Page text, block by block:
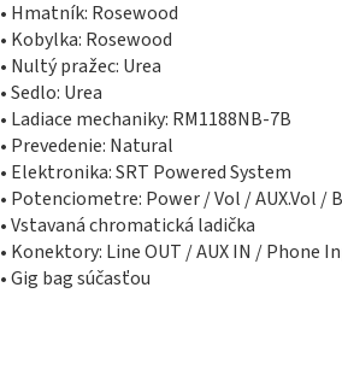
• Hmatník: Rosewood
• Kobylka: Rosewood
• Nultý pražec: Urea
• Sedlo: Urea
• Ladiace mechaniky: RM1188NB-7B
• Prevedenie: Natural
• Elektronika: SRT Powered System
• Potenciometre: Power / Vol / AUX.Vol /
• Vstavaná chromatická ladička
• Konektory: Line OUT / AUX IN / Phone
• Gig bag súčasťou